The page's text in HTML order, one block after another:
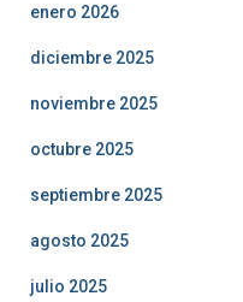
enero 2026
diciembre 2025
noviembre 2025
octubre 2025
septiembre 2025
agosto 2025
julio 2025